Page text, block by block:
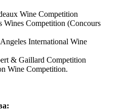
Wine Competition
Wines Competition (Concours
International Wine
& Gaillard Competition
Wine Competition.